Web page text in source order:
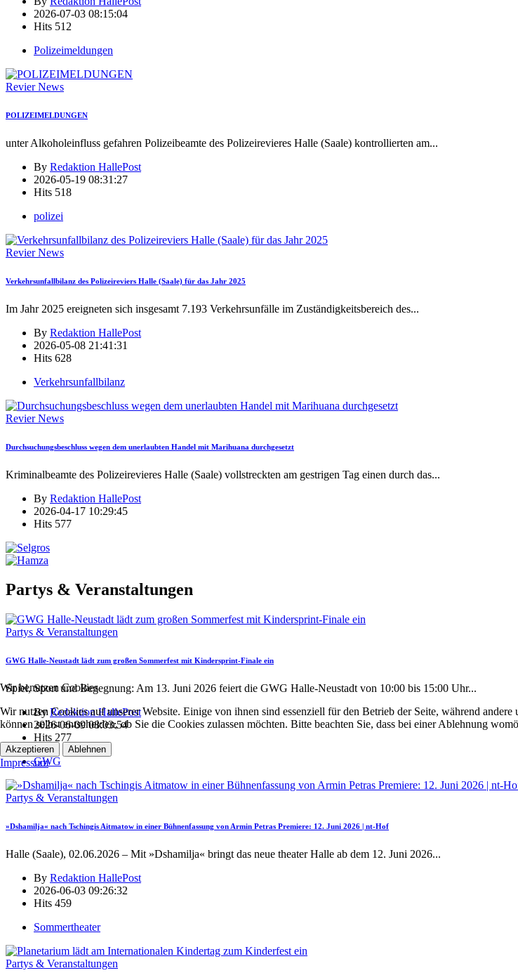
2026-07-03 08:15:04
Hits 512
Polizeimeldungen
Revier News
POLIZEIMELDUNGEN
unter Alkoholeinfluss gefahren Polizeibeamte des Polizeirevieres Halle (Saale) kontrollierten am...
By Redaktion HallePost
2026-05-19 08:31:27
Hits 518
polizei
Revier News
Verkehrsunfallbilanz des Polizeireviers Halle (Saale) für das Jahr 2025
Im Jahr 2025 ereigneten sich insgesamt 7.193 Verkehrsunfälle im Zuständigkeitsbereich des...
By Redaktion HallePost
2026-05-08 21:41:31
Hits 628
Verkehrsunfallbilanz
Revier News
Durchsuchungsbeschluss wegen dem unerlaubten Handel mit Marihuana durchgesetzt
Kriminalbeamte des Polizeirevieres Halle (Saale) vollstreckten am gestrigen Tag einen durch das...
By Redaktion HallePost
2026-04-17 10:29:45
Hits 577
Partys & Veranstaltungen
Partys & Veranstaltungen
GWG Halle-Neustadt lädt zum großen Sommerfest mit Kindersprint-Finale ein
Spiel, Sport und Begegnung: Am 13. Juni 2026 feiert die GWG Halle-Neustadt von 10:00 bis 15:00 Uhr...
ByRedaktion HallePost
2026-06-09 08:03:54
Hits 277
GWG
Partys & Veranstaltungen
»Dshamilja« nach Tschingis Aitmatow in einer Bühnenfassung von Armin Petras Premiere: 12. Juni 2026 | nt-Hof
Halle (Saale), 02.06.2026 – Mit »Dshamilja« bringt das neue theater Halle ab dem 12. Juni 2026...
By Redaktion HallePost
2026-06-03 09:26:32
Hits 459
Sommertheater
Partys & Veranstaltungen
Wir benutzen Cookies
Wir nutzen Cookies auf unserer Website. Einige von ihnen sind essenziell für den Betrieb der Seite, während
können selbst entscheiden, ob Sie die Cookies zulassen möchten. Bitte beachten Sie, dass bei einer Ablehnung
Akzeptieren Ablehnen
Impressum